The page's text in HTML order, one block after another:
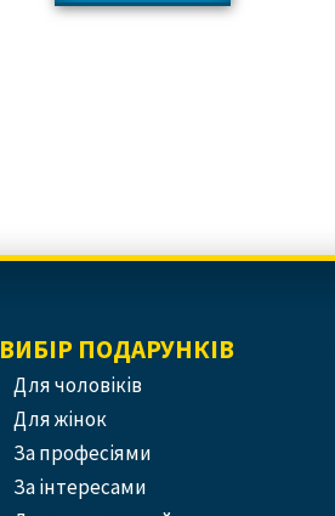
ВИБІР ПОДАРУНКІВ
Для чоловіків
Для жінок
За професіями
За інтересами